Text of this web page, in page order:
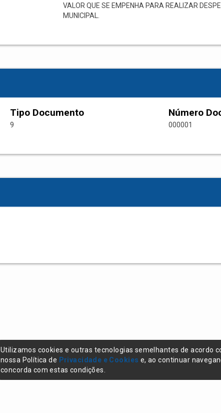
VALOR QUE SE EMPENHA PARA REALIZAR
MUNICIPAL.
Tipo Documento
9
Número
000001
Utilizamos cookies e outras tecnologias semelhantes de acordo
nossa Política de Privacidade e Cookies e, ao continuar
concorda com estas condições.